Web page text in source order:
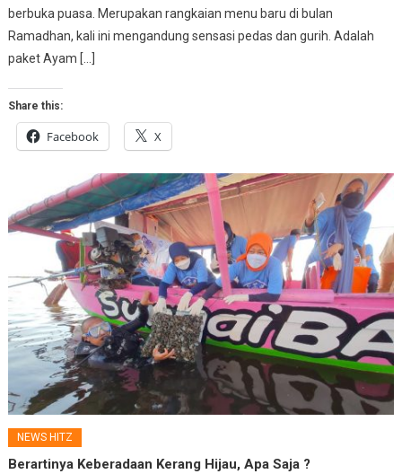
berbuka puasa. Merupakan rangkaian menu baru di bulan
Ramadhan, kali ini mengandung sensasi pedas dan gurih. Adalah
paket Ayam […]
Share this:
Facebook X
NEWS HITZ
Berartinya Keberadaan Kerang Hijau, Apa Saja ?